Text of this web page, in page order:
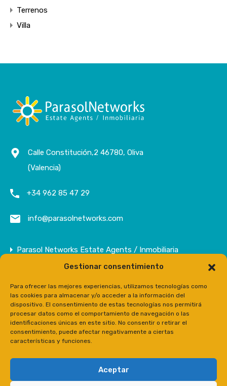
Gestionar consentimiento
Para ofrecer las mejores experiencias, utilizamos tecnologías como
las cookies para almacenar y/o acceder a la información del
dispositivo. El consentimiento de estas tecnologías nos permitirá
procesar datos como el comportamiento de navegación o las
identificaciones únicas en este sitio. No consentir o retirar el
consentimiento, puede afectar negativamente a ciertas
características y funciones.
Aceptar
Terrenos
Villa
Calle Constitución,2 46780, Oliva
(Valencia)
+34 962 85 47 29
info@parasolnetworks.com
Parasol Networks Estate Agents / Inmobiliaria
Inmuebles
Contacto
Prensa